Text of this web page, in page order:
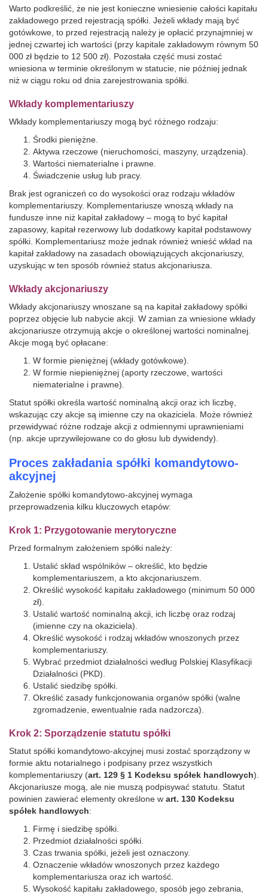
Warto podkreślić, że nie jest konieczne wniesienie całości kapitału
zakładowego przed rejestracją spółki. Jeżeli wkłady mają być
gotówkowe, to przed rejestracją należy je opłacić przynajmniej w
jednej czwartej ich wartości (przy kapitale zakładowym równym 50
000 zł będzie to 12 500 zł). Pozostała część musi zostać
wniesiona w terminie określonym w statucie, nie później jednak
niż w ciągu roku od dnia zarejestrowania spółki.
Wkłady komplementariuszy
Wkłady komplementariuszy mogą być różnego rodzaju:
Środki pieniężne.
Aktywa rzeczowe (nieruchomości, maszyny, urządzenia).
Wartości niematerialne i prawne.
Świadczenie usług lub pracy.
Brak jest ograniczeń co do wysokości oraz rodzaju wkładów
komplementariuszy. Komplementariusze wnoszą wkłady na
fundusze inne niż kapitał zakładowy – mogą to być kapitał
zapasowy, kapitał rezerwowy lub dodatkowy kapitał podstawowy
spółki. Komplementariusz może jednak również wnieść wkład na
kapitał zakładowy na zasadach obowiązujących akcjonariuszy,
uzyskując w ten sposób również status akcjonariusza.
Wkłady akcjonariuszy
Wkłady akcjonariuszy wnoszane są na kapitał zakładowy spółki
poprzez objęcie lub nabycie akcji. W zamian za wniesione wkłady
akcjonariusze otrzymują akcje o określonej wartości nominalnej.
Akcje mogą być opłacane:
W formie pieniężnej (wkłady gotówkowe).
W formie niepieniężnej (aporty rzeczowe, wartości
niematerialne i prawne).
Statut spółki określa wartość nominalną akcji oraz ich liczbę,
wskazując czy akcje są imienne czy na okaziciela. Może również
przewidywać różne rodzaje akcji z odmiennymi uprawnieniami
(np. akcje uprzywilejowane co do głosu lub dywidendy).
Proces zakładania spółki komandytowo-
akcyjnej
Założenie spółki komandytowo-akcyjnej wymaga
przeprowadzenia kilku kluczowych etapów:
Krok 1: Przygotowanie merytoryczne
Przed formalnym założeniem spółki należy:
Ustalić skład wspólników – określić, kto będzie
komplementariuszem, a kto akcjonariuszem.
Określić wysokość kapitału zakładowego (minimum 50 000
zł).
Ustalić wartość nominalną akcji, ich liczbę oraz rodzaj
(imienne czy na okaziciela).
Określić wysokość i rodzaj wkładów wnoszonych przez
komplementariuszy.
Wybrać przedmiot działalności według Polskiej Klasyfikacji
Działalności (PKD).
Ustalić siedzibę spółki.
Określić zasady funkcjonowania organów spółki (walne
zgromadzenie, ewentualnie rada nadzorcza).
Krok 2: Sporządzenie statutu spółki
Statut spółki komandytowo-akcyjnej musi zostać sporządzony w
formie aktu notarialnego i podpisany przez wszystkich
komplementariuszy (art. 129 § 1 Kodeksu spółek handlowych).
Akcjonariusze mogą, ale nie muszą podpisywać statutu. Statut
powinien zawierać elementy określone w art. 130 Kodeksu
spółek handlowych:
Firmę i siedzibę spółki.
Przedmiot działalności spółki.
Czas trwania spółki, jeżeli jest oznaczony.
Oznaczenie wkładów wnoszonych przez każdego
komplementariusza oraz ich wartość.
Wysokość kapitału zakładowego, sposób jego zebrania,